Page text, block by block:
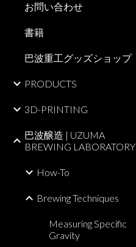
お問い合わせ
書籍
巴波重工グッズショップ
PRODUCTS
3D-PRINTING
巴波醸造 | UZUMA
BREWING LABORATORY
How-To
Brewing Techniques
Measuring Specific
Gravity